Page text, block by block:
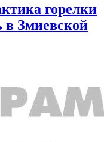
горелки
в Змиевской